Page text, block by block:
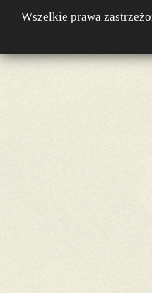
Wszelkie prawa